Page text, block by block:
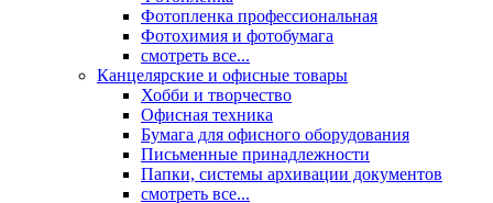
Фотопленка профессиональная
Фотохимия и фотобумага
смотреть все...
Канцелярские и офисные товары
Хобби и творчество
Офисная техника
Бумага для офисного оборудования
Письменные принадлежности
Папки, системы архивации документов
смотреть все...